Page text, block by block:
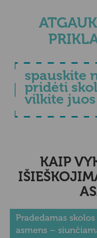
spauskite
pridėti
vilkite
KAIP
Pradedamas
asmens –